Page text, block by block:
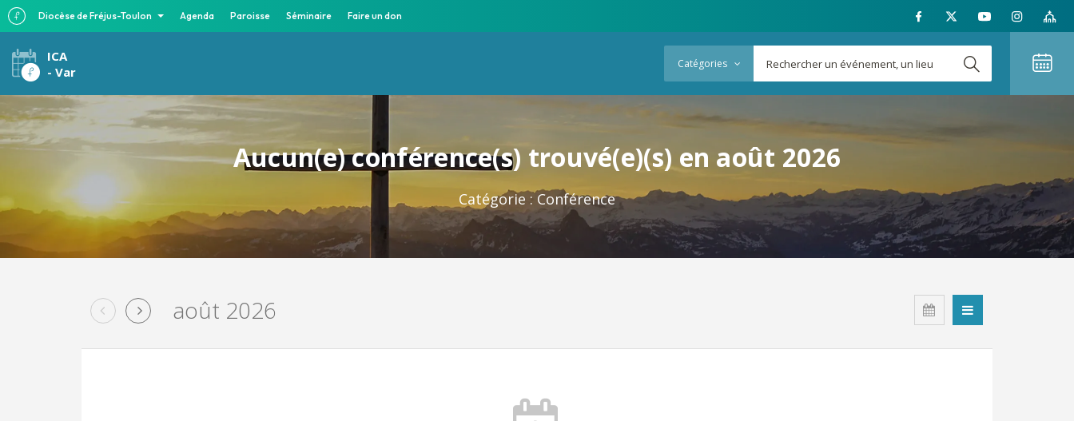
Diocèse de Fréjus-Toulon Agenda Paroisse Séminaire Faire un don
ICA
- Var
Catégories
Aucun(e) conférence(s) trouvé(e)(s) en août 2026
Catégorie :Conférence
août 2026